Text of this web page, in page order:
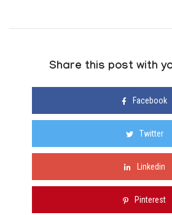
Share this post with
Facebook
Twitter
Linkedin
Pinterest